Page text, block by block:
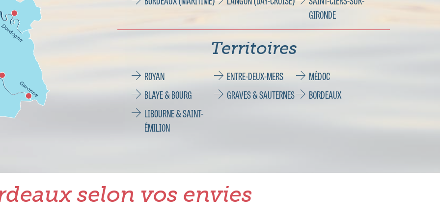
GIRONDE
Territoires
ROYAN ENTRE-DEUX-MERS
MÉDOC
BLAYE & BOURG
GRAVES & SAUTERNES
BORDEAUX
LIBOURNE & SAINT-
ÉMILION
selon vos envies